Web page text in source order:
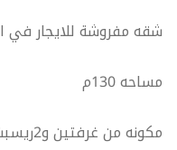
شقه مفروشة للايجار في
مساحه 130م
مكونه من غرفتين و2ريسبشن وحمام ومطبخ